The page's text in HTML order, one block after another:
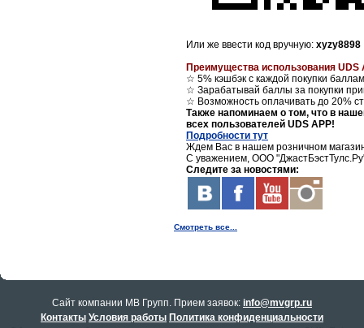
Или же ввести код вручную: xyzy8898
Преимущества использования
☆ 5% кэшбэк с каждой покупки
☆ Зарабатывай баллы за покупки
☆ Возможность оплачивать до 20%
Также напоминаем о том, что в
всех пользователей UDS APP!
Подробности тут
Ждем Вас в нашем розничном
С уважением, ООО
Следите за новостями:
Смотреть все...
Cайт компании МВ Групп. Прием заявок: info@mvgrp.ru
Контакты Условия работы Политика конфиденциальности